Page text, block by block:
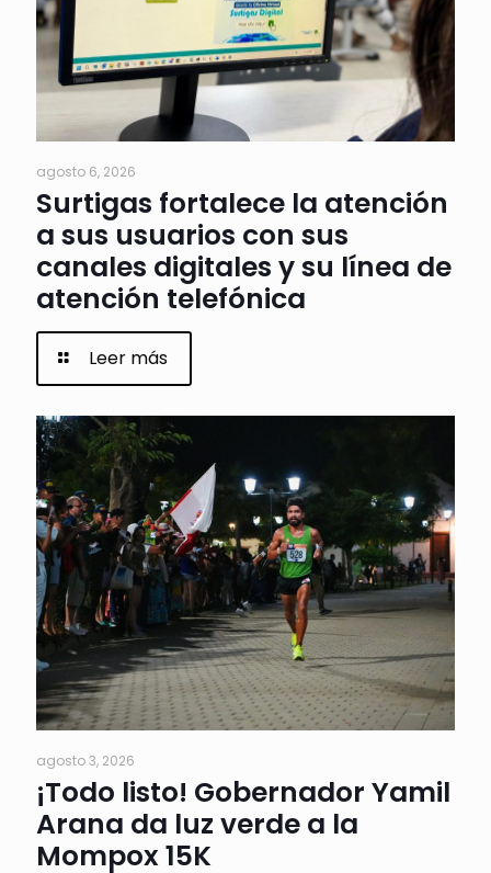
agosto 6, 2026
Surtigas fortalece la atención
a sus usuarios con sus
canales digitales y su línea de
atención telefónica
Leer más
agosto 3, 2026
¡Todo listo! Gobernador Yamil
Arana da luz verde a la
Mompox 15K